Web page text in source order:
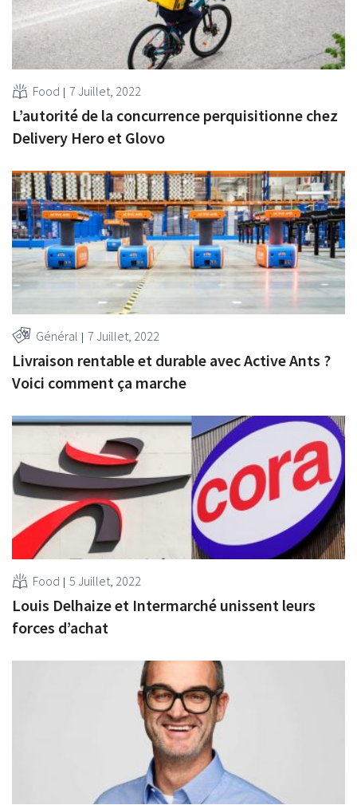
Food 7 Juillet, 2022
L’autorité de la concurrence perquisitionne chez
Delivery Hero et Glovo
Général 7 Juillet, 2022
Livraison rentable et durable avec Active Ants ?
Voici comment ça marche
Food 5 Juillet, 2022
Louis Delhaize et Intermarché unissent leurs
forces d’achat